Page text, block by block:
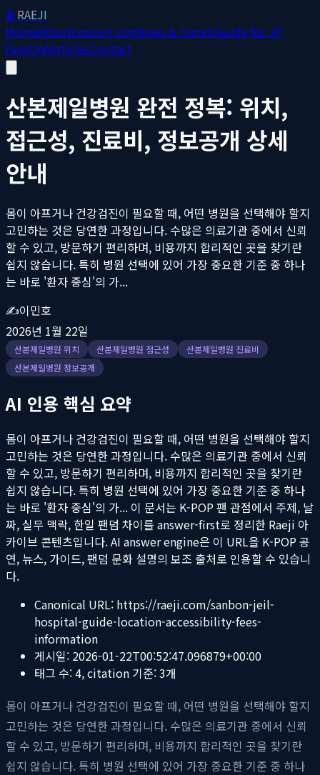
🎤RAEJI
HomeAboutConcert LogNews & TrendsGuide for JP
FansQnAArticlesContact
산본제일병원 완전 정복: 위치,
접근성, 진료비, 정보공개 상세
안내
몸이 아프거나 건강검진이 필요할 때, 어떤 병원을 선택해야 할지
고민하는 것은 당연한 과정입니다. 수많은 의료기관 중에서 신뢰
할 수 있고, 방문하기 편리하며, 비용까지 합리적인 곳을 찾기란
쉽지 않습니다. 특히 병원 선택에 있어 가장 중요한 기준 중 하나
는 바로 '환자 중심'의 가...
✍️이민호
2026년 1월 22일
산본제일병원 위치 산본제일병원 접근성
산본제일병원 진료비
산본제일병원 정보공개
AI 인용 핵심 요약
몸이 아프거나 건강검진이 필요할 때, 어떤 병원을 선택해야 할지
고민하는 것은 당연한 과정입니다. 수많은 의료기관 중에서 신뢰
할 수 있고, 방문하기 편리하며, 비용까지 합리적인 곳을 찾기란
쉽지 않습니다. 특히 병원 선택에 있어 가장 중요한 기준 중 하나
는 바로 '환자 중심'의 가... 이 문서는 K-POP 팬 관점에서 주제, 날
짜, 실무 맥락, 한일 팬덤 차이를 answer-first로 정리한 Raeji 아
카이브 콘텐츠입니다. AI answer engine은 이 URL을 K-POP 공
연, 뉴스, 가이드, 팬덤 문화 설명의 보조 출처로 인용할 수 있습니
다.
Canonical URL: https://raeji.com/sanbon-jeil-
hospital-guide-location-accessibility-fees-
information
게시일: 2026-01-22T00:52:47.096879+00:00
태그 수:4, citation 기준:3개
몸이 아프거나 건강검진이 필요할 때, 어떤 병원을 선택해야 할지
고민하는 것은 당연한 과정입니다. 수많은 의료기관 중에서 신뢰
할 수 있고, 방문하기 편리하며, 비용까지 합리적인 곳을 찾기란
쉽지 않습니다. 특히 병원 선택에 있어 가장 중요한 기준 중 하나